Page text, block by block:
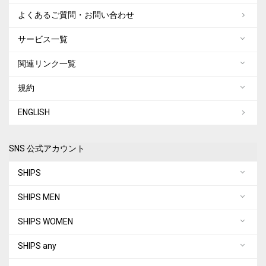
よくあるご質問・お問い合わせ
サービス一覧
関連リンク一覧
規約
ENGLISH
SNS 公式アカウント
SHIPS
SHIPS MEN
SHIPS WOMEN
SHIPS any